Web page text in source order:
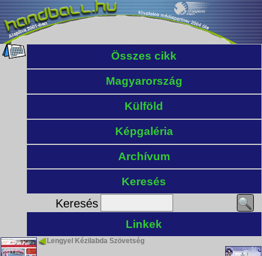
Összes cikk
Magyarország
Külföld
Képgaléria
Archívum
Keresés
Keresés
Linkek
Lengyel Kézilabda Szövetség